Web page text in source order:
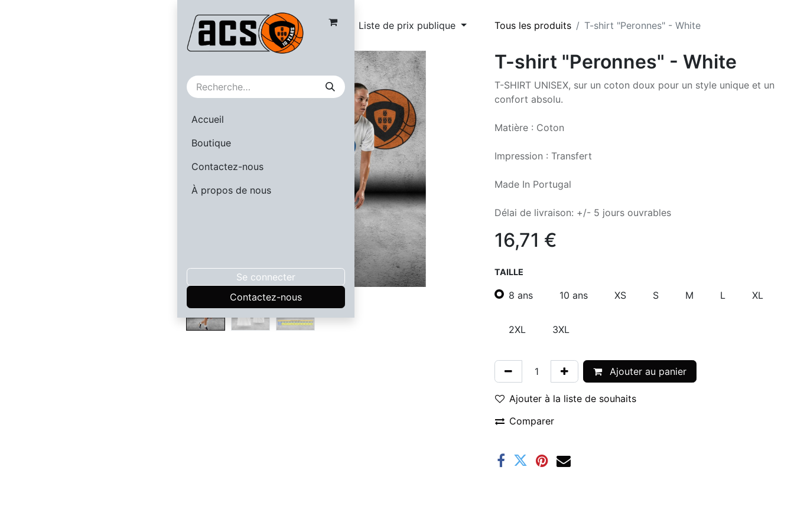
Accueil
Boutique
Contactez-nous
À propos de nous
Se connecter
Contactez-nous
Liste de prix publique Tous les produits T-shirt "Peronnes" - White
T-shirt "Peronnes" - White
T-SHIRT UNISEX, sur un coton doux pour un style unique et un
confort absolu.
Matière : Coton
Impression : Transfert
Made In Portugal
Délai de livraison: +/- 5 jours ouvrables
16,71 €
TAILLE
8 ans 10 ans XS S M L XL
2XL 3XL
Ajouter au panier
Ajouter à la liste de souhaits
Comparer